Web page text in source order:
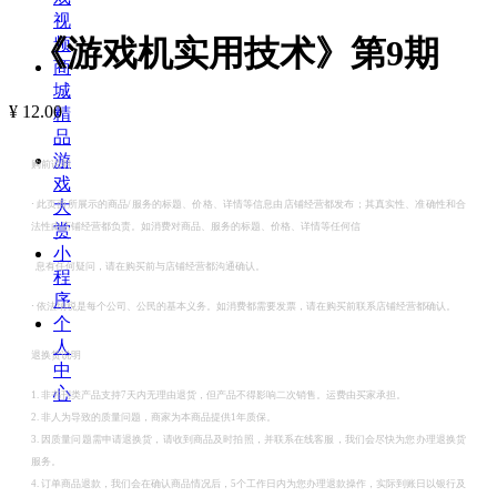
视
频
商
城
精
品
游
戏
大
赏
小
程
序
个
人
中
心
《游戏机实用技术》第9期
¥ 12.00
购前说明
· 此页面所展示的商品/服务的标题、价格、详情等信息由店铺经营都发布；其真实性、准确性和合
法性由店铺经营都负责。如消费对商品、服务的标题、价格、详情等任何信
息有任何疑问，请在购买前与店铺经营都沟通确认。
· 依法纳税是每个公司、公民的基本义务。如消费都需要发票，请在购买前联系店铺经营都确认。
退换货说明
1. 非书刊类产品支持7天内无理由退货，但产品不得影响二次销售。运费由买家承担。
2. 非人为导致的质量问题，商家为本商品提供1年质保。
3. 因质量问题需申请退换货，请收到商品及时拍照，并联系在线客服，我们会尽快为您办理退换货
服务。
4. 订单商品退款，我们会在确认商品情况后，5个工作日内为您办理退款操作，实际到账日以银行及